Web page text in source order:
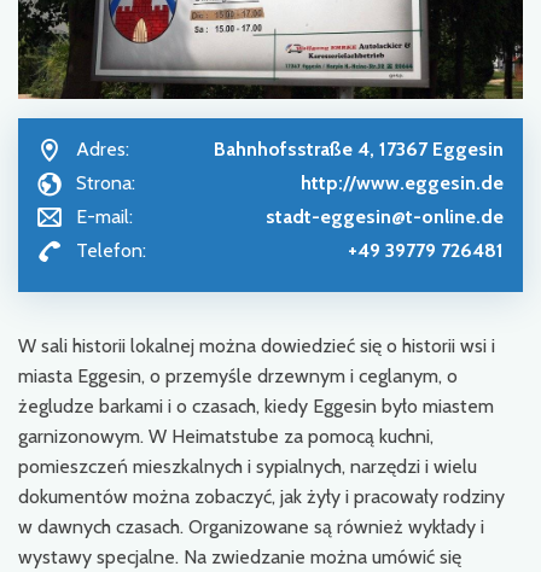
Adres:
Bahnhofsstraße 4, 17367 Eggesin
Strona:
http://www.eggesin.de
E-mail:
stadt-eggesin@t-online.de
Telefon:
+49 39779 726481
W sali historii lokalnej można dowiedzieć się o historii wsi i
miasta Eggesin, o przemyśle drzewnym i ceglanym, o
żegludze barkami i o czasach, kiedy Eggesin było miastem
garnizonowym. W Heimatstube za pomocą kuchni,
pomieszczeń mieszkalnych i sypialnych, narzędzi i wielu
dokumentów można zobaczyć, jak żyły i pracowały rodziny
w dawnych czasach. Organizowane są również wykłady i
wystawy specjalne. Na zwiedzanie można umówić się